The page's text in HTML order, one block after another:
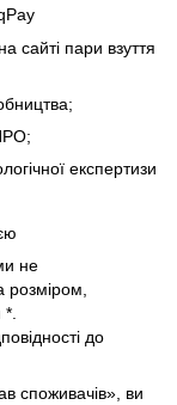
сайті пари взуття
експертизи
не
розміром,
до
споживачів», ви